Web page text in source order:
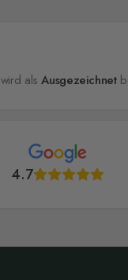
wird alsAusgezeichnet
4.7